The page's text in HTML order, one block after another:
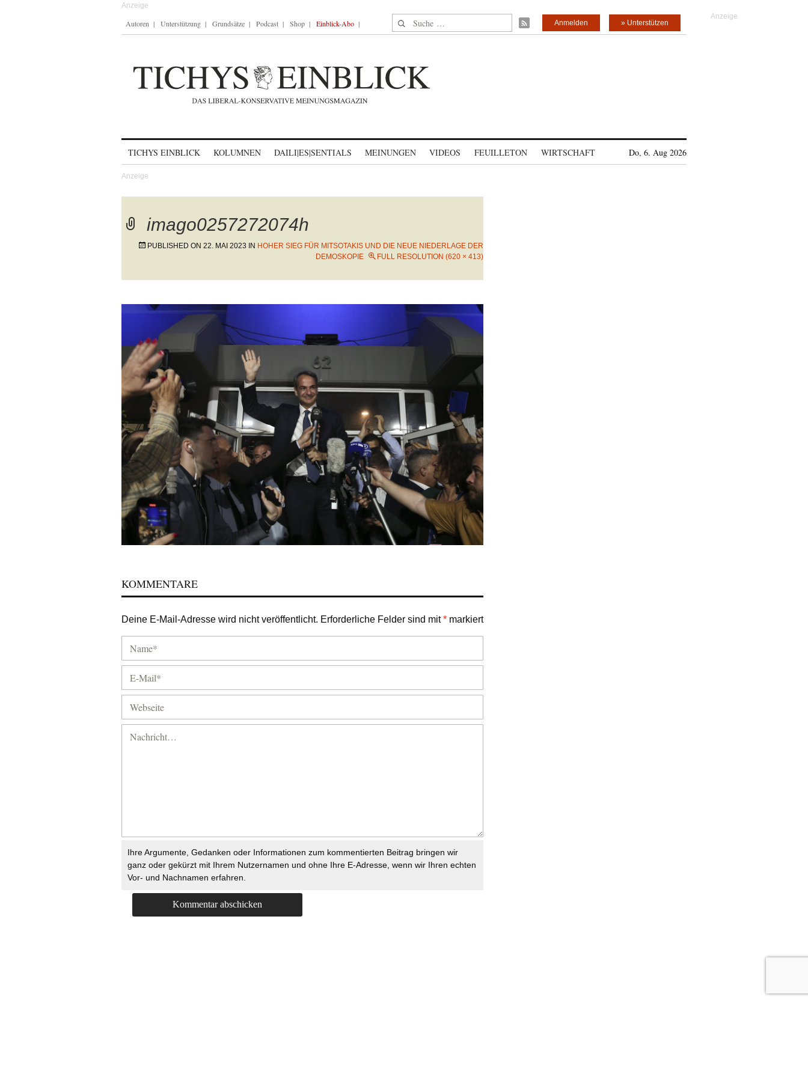
Autoren Unterstützung Grundsätze Podcast Shop Einblick-Abo Suche nach: » Unterstützen
Anmelden
TICHYS EINBLICK KOLUMNEN DAILI|ES|SENTIALS MEINUNGEN VIDEOS FEUILLETON WIRTSCHAFT Do, 6. Aug 2026
imago0257272074h
PUBLISHED ON 22. MAI 2023 IN HOHER SIEG FÜR MITSOTAKIS UND DIE NEUE NIEDERLAGE DER
DEMOSKOPIE
FULL RESOLUTION (620 × 413)
KOMMENTARE
Deine E-Mail-Adresse wird nicht veröffentlicht. Erforderliche Felder sind mit* markiert
Ihre Argumente, Gedanken oder Informationen zum kommentierten Beitrag bringen wir
ganz oder gekürzt mit Ihrem Nutzernamen und ohne Ihre E-Adresse, wenn wir Ihren echten
Vor- und Nachnamen erfahren.